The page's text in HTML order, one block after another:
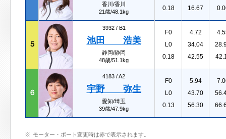
香川/香川
21歳/48.1kg
0.18
16.67
５
3932 / B1
池田 浩美
静岡/静岡
48歳/51.1kg
F0
L0
0.18
4.72
34.04
42.55
６
4183 /A2
宇野 弥生
愛知/埼玉
39歳/47.9kg
F0
L0
0.13
5.94
43.70
56.30
モーター・ボート変更時は赤で表示されます。